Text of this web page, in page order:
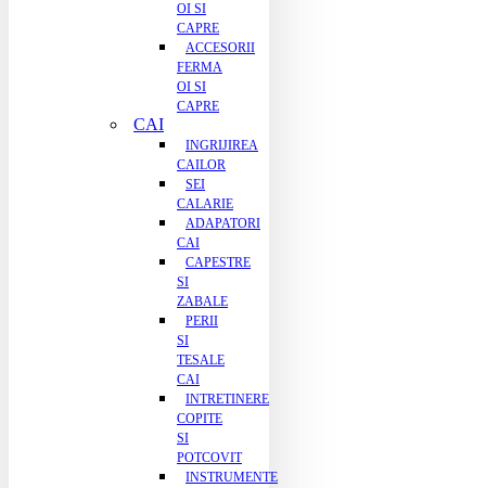
OI SI
CAPRE
ACCESORII
FERMA
OI SI
CAPRE
CAI
INGRIJIREA
CAILOR
SEI
CALARIE
ADAPATORI
CAI
CAPESTRE
SI
ZABALE
PERII
SI
TESALE
CAI
INTRETINERE
COPITE
SI
POTCOVIT
INSTRUMENTE